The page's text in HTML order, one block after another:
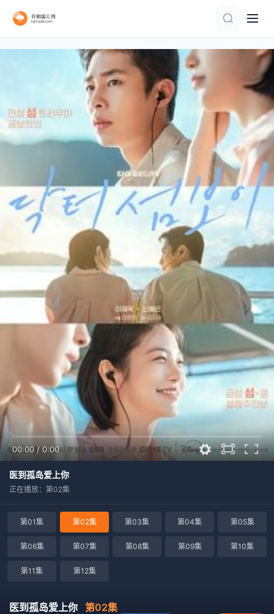
00:00/0:00
医到孤岛爱上你
正在播放：第02集
第01集 第02集 第03集 第04集 第05集
第06集 第07集 第08集 第09集 第10集
第11集 第12集
医到孤岛爱上你 第02集
已完结 共5集
全集
第18集
已完结
更新至05集
全集
已完结 共35集
更新至01集
全20集
全集